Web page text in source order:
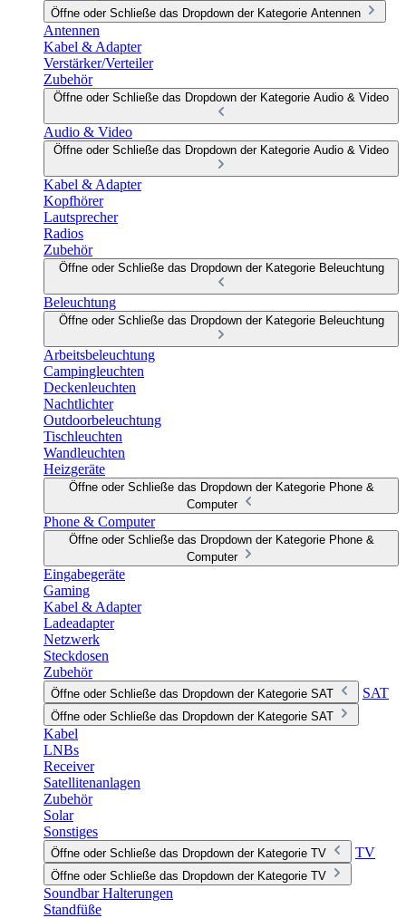
Öffne oder Schließe das Dropdown der Kategorie Antennen
Antennen
Kabel & Adapter
Verstärker/Verteiler
Zubehör
Öffne oder Schließe das Dropdown der Kategorie Audio & Video
Audio & Video
Öffne oder Schließe das Dropdown der Kategorie Audio & Video
Kabel & Adapter
Kopfhörer
Lautsprecher
Radios
Zubehör
Öffne oder Schließe das Dropdown der Kategorie Beleuchtung
Beleuchtung
Öffne oder Schließe das Dropdown der Kategorie Beleuchtung
Arbeitsbeleuchtung
Campingleuchten
Deckenleuchten
Nachtlichter
Outdoorbeleuchtung
Tischleuchten
Wandleuchten
Heizgeräte
Öffne oder Schließe das Dropdown der Kategorie Phone &
Computer
Phone & Computer
Öffne oder Schließe das Dropdown der Kategorie Phone &
Computer
Eingabegeräte
Gaming
Kabel & Adapter
Ladeadapter
Netzwerk
Steckdosen
Zubehör
Öffne oder Schließe das Dropdown der Kategorie SAT SAT
Öffne oder Schließe das Dropdown der Kategorie SAT
Kabel
LNBs
Receiver
Satellitenanlagen
Zubehör
Solar
Sonstiges
Öffne oder Schließe das Dropdown der Kategorie TV TV
Öffne oder Schließe das Dropdown der Kategorie TV
Soundbar Halterungen
Standfüße